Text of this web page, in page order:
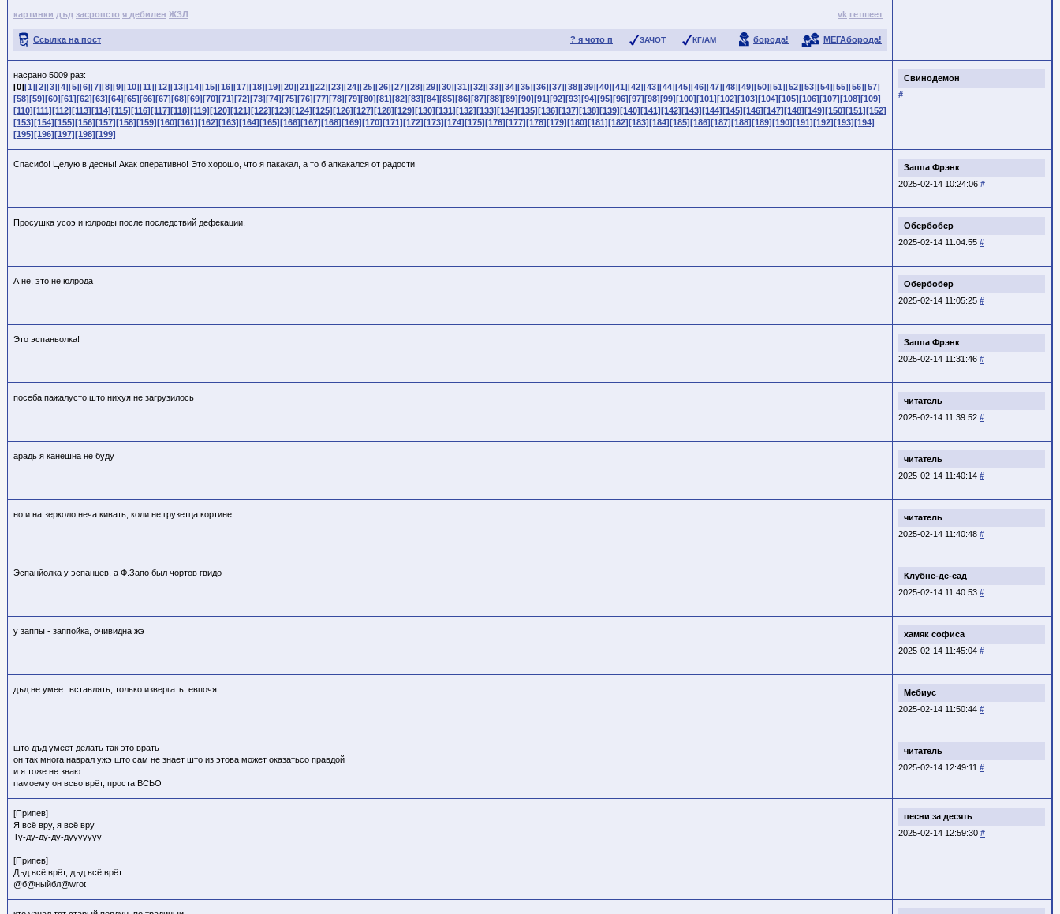
картинки дъд засропсто я дебилен ЖЗЛ vk гетшеет
? я чото п ЗАЧОТ КГ/АМ борода! МЕГАборода!
Ссылка на пост
Свинодемон
#
насрано 5009 раз:
[0][1][2][3][4][5][6][7][8][9][10][11][12][13][14][15][16][17][18][19][20][21][22][23][24][25][26][27][28][29][30][31][32][33][34][35][36][37][38][39][40][41][42][43][44][45][46][47][48][49][50][51][52][53][54][55][56][57]
[58][59][60][61][62][63][64][65][66][67][68][69][70][71][72][73][74][75][76][77][78][79][80][81][82][83][84][85][86][87][88][89][90][91][92][93][94][95][96][97][98][99][100][101][102][103][104][105][106][107][108][109]
[110][111][112][113][114][115][116][117][118][119][120][121][122][123][124][125][126][127][128][129][130][131][132][133][134][135][136][137][138][139][140][141][142][143][144][145][146][147][148][149][150][151][152]
[153][154][155][156][157][158][159][160][161][162][163][164][165][166][167][168][169][170][171][172][173][174][175][176][177][178][179][180][181][182][183][184][185][186][187][188][189][190][191][192][193][194]
[195][196][197][198][199]
Заппа Фрэнк
2025-02-14 10:24:06 #
Спасибо! Целую в десны! Акак оперативно! Это хорошо, что я пакакал, а то б апкакался от радости
Обербобер
2025-02-14 11:04:55 #
Просушка усоэ и юлроды после последствий дефекации.
Обербобер
2025-02-14 11:05:25 #
А не, это не юлрода
Заппа Фрэнк
2025-02-14 11:31:46 #
Это эспаньолка!
читатель
2025-02-14 11:39:52 #
посеба пажалусто што нихуя не загрузилось
читатель
2025-02-14 11:40:14 #
арадь я канешна не буду
читатель
2025-02-14 11:40:48 #
но и на зерколо неча кивать, коли не грузетца кортине
Клубне-де-сад
2025-02-14 11:40:53 #
Эспанйолка у эспанцев, а Ф.Запо был чортов гвидо
хамяк софиса
2025-02-14 11:45:04 #
у заппы - заппойка, очивидна жэ
Мебиус
2025-02-14 11:50:44 #
дъд не умеет вставлять, только извергать, евпочя
читатель
2025-02-14 12:49:11 #
што дъд умеет делать так это врать
он так многа наврал ужэ што сам не знает што из этова может оказатьсо правдой
и я тоже не знаю
памоему он всьо врёт, проста ВСЬО
песни за десять
2025-02-14 12:59:30 #
[Припев]
Я всё вру, я всё вру
Ту-ду-ду-ду-дууууууу
[Припев]
Дъд всё врёт, дъд всё врёт
@б@ныйбл@wrot